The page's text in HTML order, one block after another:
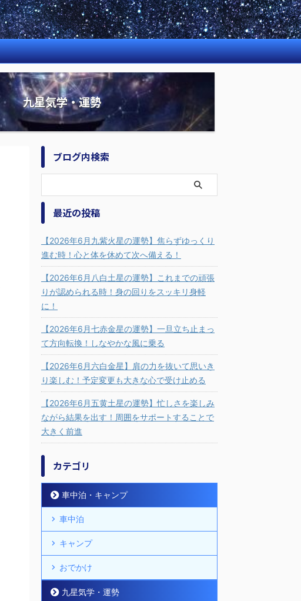
九星気学・運勢
ブログ内検索
最近の投稿
【2026年6月九紫火星の運勢】焦らずゆっくり
進む時！心と体を休めて次へ備える！
【2026年6月八白土星の運勢】これまでの頑張
りが認められる時！身の回りをスッキリ身軽
に！
【2026年6月七赤金星の運勢】一旦立ち止まっ
て方向転換！しなやかな風に乗る
【2026年6月六白金星】肩の力を抜いて思いき
り楽しむ！予定変更も大きな心で受け止める
【2026年6月五黄土星の運勢】忙しさを楽しみ
ながら結果を出す！周囲をサポートすることで
大きく前進
カテゴリ
車中泊・キャンプ
車中泊
キャンプ
おでかけ
九星気学・運勢